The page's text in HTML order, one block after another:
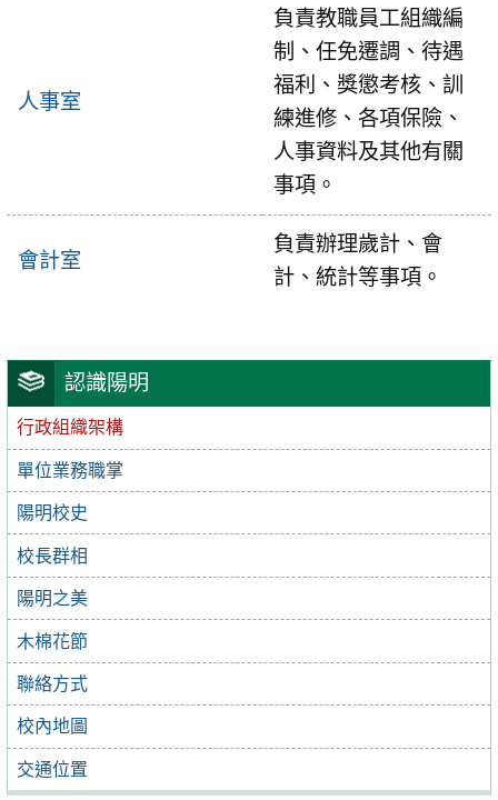
認識陽明
行政組織架構
單位業務職掌
陽明校史
校長群相
陽明之美
木棉花節
聯絡方式
校內地圖
交通位置
人事室
負責教職員工組織編
制、任免遷調、待遇
福利、獎懲考核、訓
練進修、各項保險、
人事資料及其他有關
事項。
會計室
負責辦理歲計、會
計、統計等事項。